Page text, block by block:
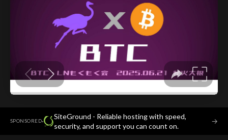
SPONSORED·
SiteGround - Reliable hosting with speed,
security, and support you can count on.
→